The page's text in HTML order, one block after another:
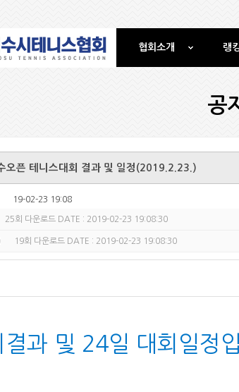
협회소개 랭
공
오픈 테니스대회 결과 및 일정(2019.2.23.)
19-02-23 19:08
25회 다운로드 DATE : 2019-02-23 19:08:30
19회 다운로드 DATE : 2019-02-23 19:08:30
과 및 24일 대회일정